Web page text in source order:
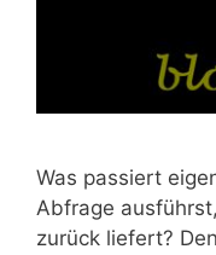
Was passiert
Abfrage
zurück liefert?